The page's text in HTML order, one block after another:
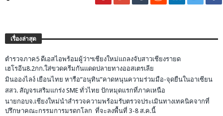
เรื่องล่าสุด
ตำรวจภาค5 ดีเอสไอพร้อมผู้ว่าฯเชียงใหม่แถลงจับสาวเชียงรายด
เฮโรอีน8.2กก.ใส่ขวดครีมกันแดดปลายทางออสเตรเลีย
มินอองไลง์ เยือนไทย หารือ”อนุทิน”คาดหนุนความร่วมมือ-จุดยืนในอาเซียน
สสว. สัญจรเสริมแกร่ง SME ทั่วไทย ปักหมุดแรกที่ภาคเหนือ
นายกอบจ.เชียงใหม่นำสำรวจความพร้อมรับตรวจประเมินทางเทคนิคจากที่
ปรึกษาคณะกรรมการมรดกโลก ที่จะลงพื้นที่ 3-8 ส.ค.นี้